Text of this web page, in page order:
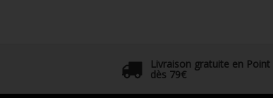
Livraison gratuite en Point
dès 79€